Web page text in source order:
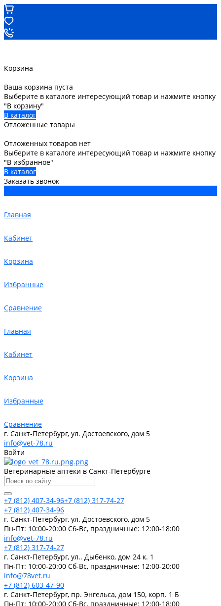
Корзина
Ваша корзина пуста
Выберите в каталоге интересующий товар и нажмите кнопку
"В корзину"
В каталог
Отложенные товары
Отложенных товаров нет
Выберите в каталоге интересующий товар и нажмите кнопку
"В избранное"
В каталог
Заказать звонок
Главная
Кабинет
Корзина
Избранные
Сравнение
Главная
Кабинет
Корзина
Избранные
Сравнение
г. Санкт-Петербург, ул. Достоевского, дом 5
info@vet-78.ru
Войти
Ветеринарные аптеки в Санкт-Петербурге
+7 (812) 407-34-96+7 (812) 317-74-27
+7 (812) 407-34-96
г. Санкт-Петербург, ул. Достоевского, дом 5
Пн-Пт: 10:00-20:00 Cб-Вс, праздничные: 12:00-18:00
info@vet-78.ru
+7 (812) 317-74-27
г. Санкт-Петербург, ул.. Дыбенко, дом 24 к. 1
Пн-Пт: 10:00-20:00 Cб-Вс, праздничные: 12:00-20:00
info@78vet.ru
+7 (812) 603-47-90
г. Санкт-Петербург, пр. Энгельса, дом 150, корп. 1 Б
Пн-Пт: 10:00-20:00 Cб-Вс, праздничные: 12:00-18:00